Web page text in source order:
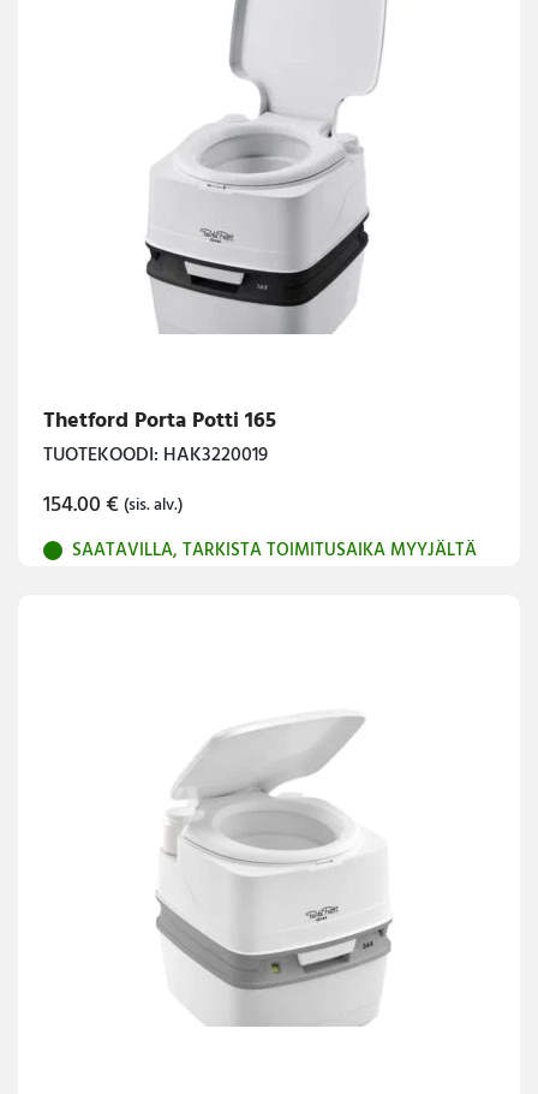
Thetford Porta Potti 165
TUOTEKOODI: HAK3220019
154.00€ (sis. alv.)
SAATAVILLA, TARKISTA TOIMITUSAIKA MYYJÄLTÄ